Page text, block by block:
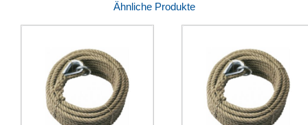
Ähnliche Produkte